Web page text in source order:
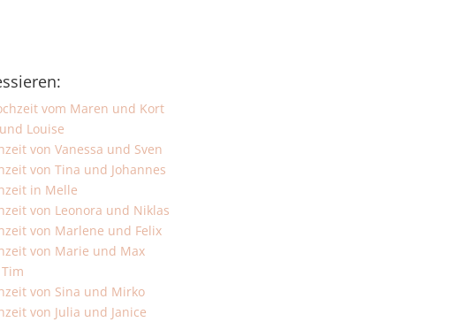
vom Maren und Kort
Louise
von Vanessa und Sven
von Tina und Johannes
in Melle
von Leonora und Niklas
von Marlene und Felix
von Marie und Max
von Sina und Mirko
von Julia und Janice